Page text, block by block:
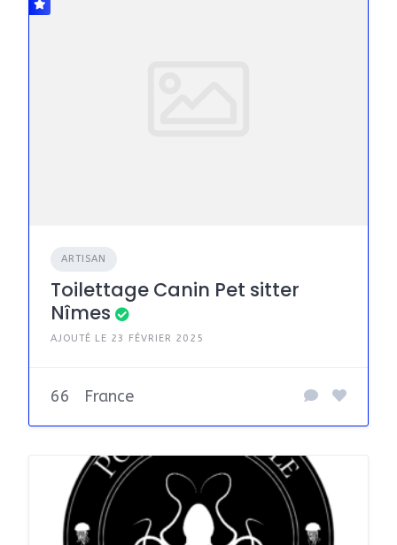
ARTISAN
Toilettage Canin Pet sitter
Nîmes
AJOUTÉ LE 23 FÉVRIER 2025
66 France